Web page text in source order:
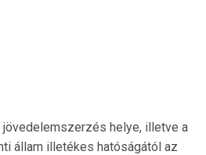
helye, illetve a
állam illetékes hatóságától az